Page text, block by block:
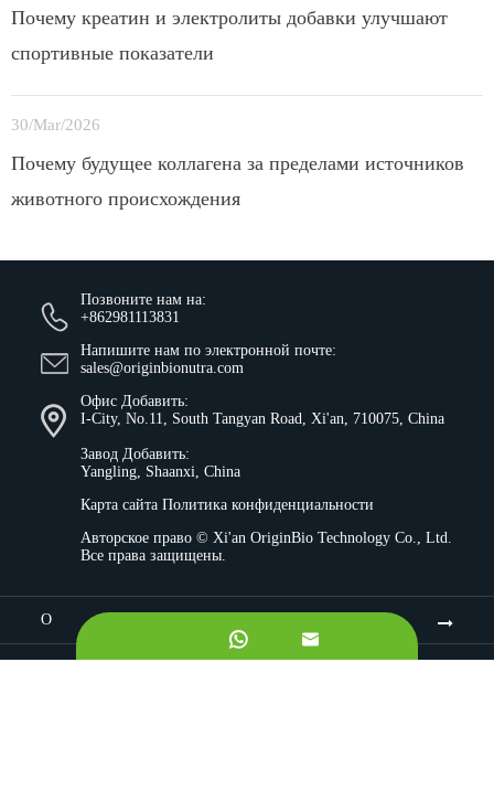
Почему креатин и электролиты добавки улучшают
спортивные показатели
30/Mar/2026
Почему будущее коллагена за пределами источников
животного происхождения
Позвоните нам на:
+862981113831
Напишите нам по электронной почте:
sales@originbionutra.com
Офис Добавить:
I-City, No.11, South Tangyan Road, Xi'an, 710075, China
Завод Добавить:
Yangling, Shaanxi, China
Карта сайта Политика конфиденциальности
Авторское право © Xi'an OriginBio Technology Co., Ltd.
Все права защищены.
О
 